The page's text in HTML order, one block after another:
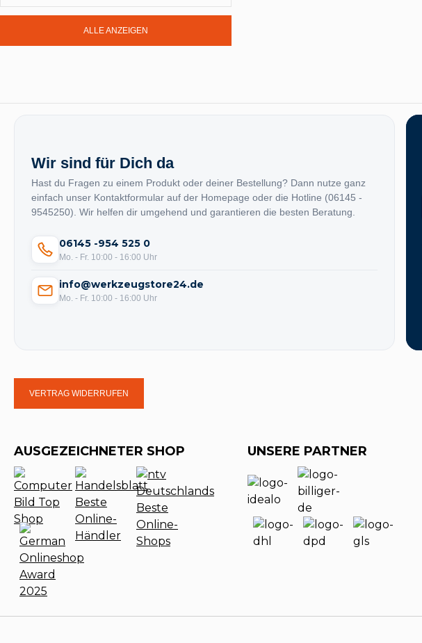
MYXAL
ALLE ANZEIGEN
Wir sind für Dich da
Hast du Fragen zu einem Produkt oder deiner Bestellung? Dann nutze ganz
einfach unser Kontaktformular auf der Homepage oder die Hotline (06145 -
9545250). Wir helfen dir umgehend und garantieren die besten Beratung.
06145 -954 525 0
Mo. - Fr. 10:00 - 16:00 Uhr
info@werkzeugstore24.de
Mo. - Fr. 10:00 - 16:00 Uhr
VERTRAG WIDERRUFEN
AUSGEZEICHNETER SHOP UNSERE PARTNER